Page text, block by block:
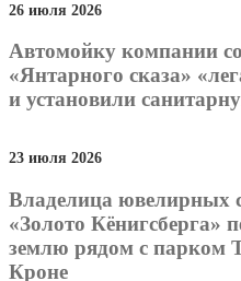
26 июля 2026
Автомойку компании
«Янтарного сказа»
и установили
23 июля 2026
Владелица ювелирных
«Золото Кёнигсберга»
землю рядом с парком
Кроне